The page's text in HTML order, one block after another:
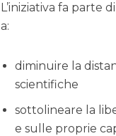
L’iniziativa fa parte
a:
diminuire la
scientifiche
sottolineare la
e sulle proprie